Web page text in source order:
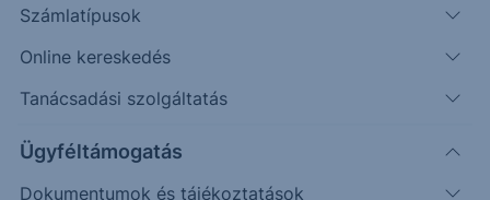
Számlatípusok
Online kereskedés
Tanácsadási szolgáltatás
Ügyféltámogatás
Dokumentumok és tájékoztatások
6050
6150